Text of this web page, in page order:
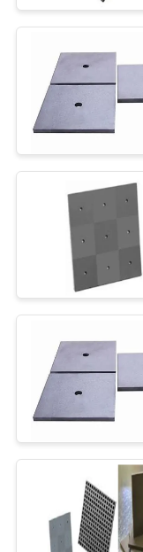
ΈΛΕΓΧΟΣ
ΜΑΖΊ
ΜΑΣ
ΕΙΔΉΣΕΙΣ
SITEMAP
PRIVACY